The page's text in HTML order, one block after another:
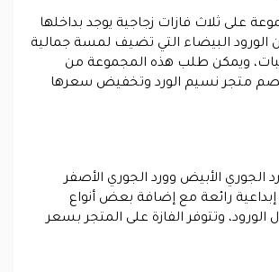
على ثلاث فازات زجاجية يوجد بداخلها
الورود البيضاء التي تضيف لمسة جمالية
ويمكن طلب هذه المجموعة من
متجر نسيم الورد وتخفيض سعرها
الجوري الأبيض وورد الجوري الأصفر
رائعة مع إضافة بعض أنواع
الورود، وتتوفر الفازة على المتجر بسعر